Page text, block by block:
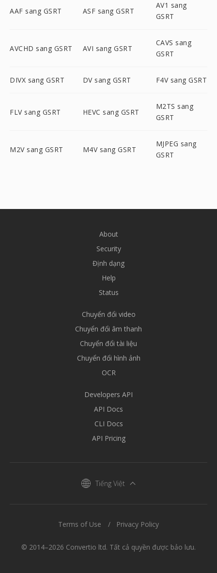
AAF sang GSRT ASF sang GSRT
AV1 sang
GSRT
AVCHD sang GSRT AVI sang GSRT
CAVS sang
GSRT
DIVX sang GSRT DV sang GSRT F4V sang GSRT
FLV sang GSRT HEVC sang GSRT
M2TS sang
GSRT
M2V sang GSRT M4V sang GSRT
MJPEG sang
GSRT
About
Security
Định dạng
Help
Status
Chuyển đổi video
Chuyển đổi âm thanh
Chuyển đổi tài liệu
Chuyển đổi hình ảnh
OCR
Developers API
API Docs
CLI Docs
API Pricing
Tiếng Việt
© 2014–2026 Convertio ltd. Tất cả quyền được bảo lưu.
Terms of Use Privacy Policy